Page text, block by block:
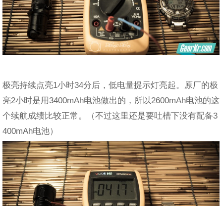
极亮持续点亮1小时34分后，低电量提示灯亮起。原厂的极
亮2小时是用3400mAh电池做出的，所以2600mAh电池的这
个续航成绩比较正常。（不过这里还是要吐槽下没有配备3
400mAh电池）